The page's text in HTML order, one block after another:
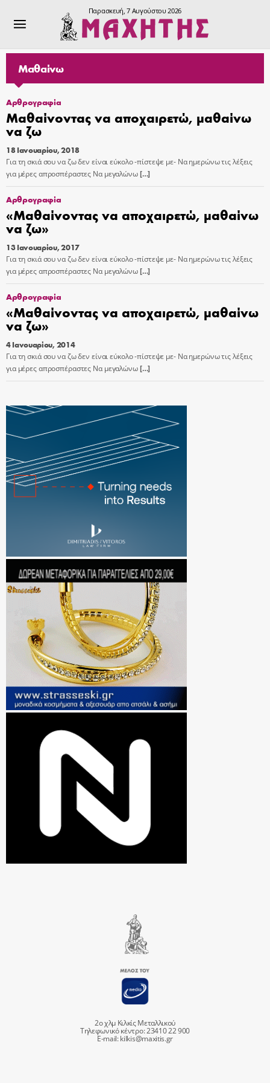
Παρασκευή, 7 Αυγούστου 2026
Μαθαίνω
Αρθρογραφία
Μαθαίνοντας να αποχαιρετώ, μαθαίνω
να ζω
18 Ιανουαρίου, 2018
Για τη σκιά σου να ζω δεν είναι εύκολο -πίστεψε με- Να ημερώνω τις λέξεις
για μέρες απροσπέραστες Να μεγαλώνω[…]
Αρθρογραφία
«Μαθαίνοντας να αποχαιρετώ, μαθαίνω
να ζω»
13 Ιανουαρίου, 2017
Για τη σκιά σου να ζω δεν είναι εύκολο -πίστεψε με- Να ημερώνω τις λέξεις
για μέρες απροσπέραστες Να μεγαλώνω[…]
Αρθρογραφία
«Μαθαίνοντας να αποχαιρετώ, μαθαίνω
να ζω»
4 Ιανουαρίου, 2014
Για τη σκιά σου να ζω δεν είναι εύκολο -πίστεψε με- Να ημερώνω τις λέξεις
για μέρες απροσπέραστες Να μεγαλώνω[…]
2ο χλμ Κιλκίς Μεταλλικού
Τηλεφωνικό κέντρο: 23410 22 900
E-mail:kilkis@maxitis.gr